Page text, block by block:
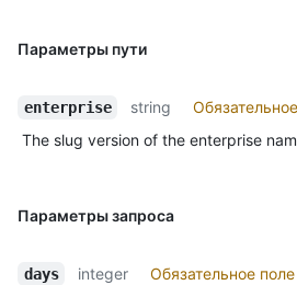
Параметры пути
enterprise string
The slug version of the enterprise
Параметры запроса
days integer Обязательное поле